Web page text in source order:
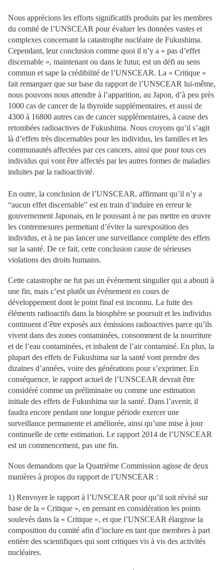
Nous apprécions les efforts significatifs produits par les membres
du comité de l’UNSCEAR pour évaluer les données vastes et
complexes concernant la catastrophe nucléaire de Fukushima.
Cependant, leur conclusion comme quoi il n’y a « pas d’effet
discernable », maintenant ou dans le futur, est un défi au sens
commun et sape la crédibilité de l’UNSCEAR. La « Critique »
fait remarquer que sur base du rapport de l’UNSCEAR lui-même,
nous pouvons nous attendre à l’apparition, au Japon, d’à peu près
1000 cas de cancer de la thyroïde supplémentaires, et aussi de
4300 à 16800 autres cas de cancer supplémentaires, à cause des
retombées radioactives de Fukushima. Nous croyons qu’il s’agit
là d’effets très discernables pour les individus, les familles et les
communautés affectées par ces cancers, ainsi que pour tous ces
individus qui vont être affectés par les autres formes de maladies
induites par la radioactivité.
En outre, la conclusion de l’UNSCEAR, affirmant qu’il n’y a
“aucun effet discernable” est en train d’induire en erreur le
gouvernement Japonais, en le poussant à ne pas mettre en œuvre
les contremesures permettant d’éviter la surexposition des
individus, et à ne pas lancer une surveillance complète des effets
sur la santé. De ce fait, cette conclusion cause de sérieuses
violations des droits humains.
Cette catastrophe ne fut pas un événement singulier qui a abouti à
une fin, mais c’est plutôt un événement en cours de
développement dont le point final est inconnu. La fuite des
éléments radioactifs dans la biosphère se poursuit et les individus
continuent d’être exposés aux émissions radioactives parce qu’ils
vivent dans des zones contaminées, consomment de la nourriture
et de l’eau contaminées, et inhalent de l’air contaminé. En plus, la
plupart des effets de Fukushima sur la santé vont prendre des
dizaines d’années, voire des générations pour s’exprimer. En
conséquence, le rapport actuel de l’UNSCEAR devrait être
considéré comme un préliminaire ou comme une estimation
initiale des effets de Fukushima sur la santé. Dans l’avenir, il
faudra encore pendant une longue période exercer une
surveillance permanente et améliorée, ainsi qu’une mise à jour
continuelle de cette estimation. Le rapport 2014 de l’UNSCEAR
est un commencement, pas une fin.
Nous demandons que la Quatrième Commission agisse de deux
manières à propos du rapport de l’UNSCEAR :
1) Renvoyer le rapport à l’UNSCEAR pour qu’il soit révisé sur
base de la « Critique », en prenant en considération les points
soulevés dans la « Critique », et que l’UNSCEAR élargisse la
composition du comité afin d’inclure en tant que membres à part
entière des scientifiques qui sont critiques vis à vis des activités
nucléaires.